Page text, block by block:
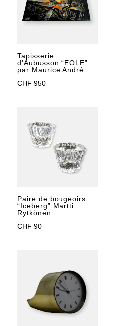
Tapisserie
d’Aubusson “EOLE”
par Maurice André
CHF 950
Paire de bougeoirs
“Iceberg” Martti
Rytkönen
CHF 90